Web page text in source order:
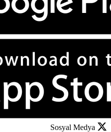
Sosyal Medya